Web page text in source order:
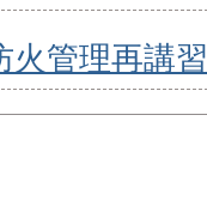
火管理再講習